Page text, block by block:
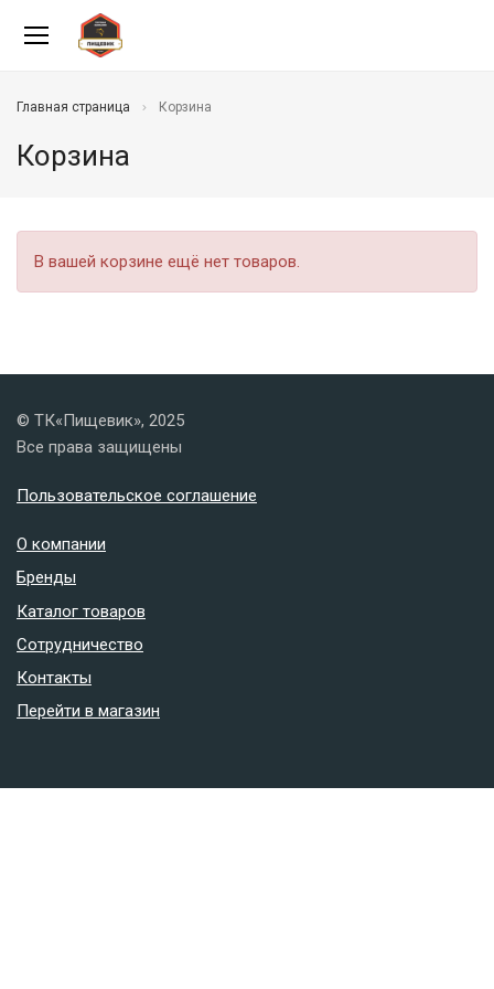
Главная страница Корзина
Корзина
В вашей корзине ещё нет товаров.
© ТК«Пищевик», 2025
Все права защищены
Пользовательское соглашение
О компании
Бренды
Каталог товаров
Сотрудничество
Контакты
Перейти в магазин